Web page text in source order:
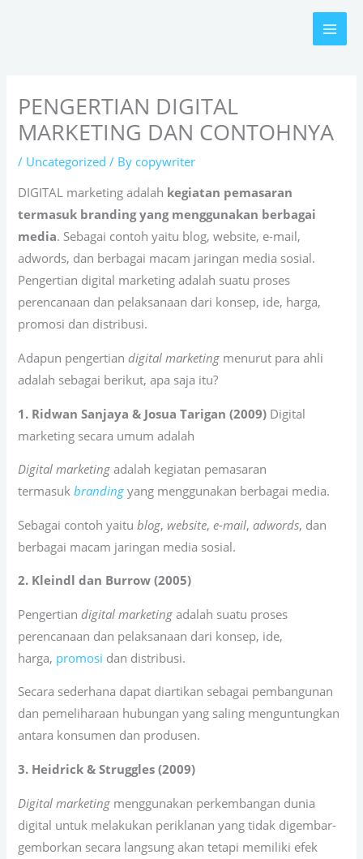
PENGERTIAN DIGITAL
MARKETING DAN CONTOHNYA
/ Uncategorized / By copywriter
DIGITAL marketing adalah kegiatan pemasaran
termasuk branding yang menggunakan berbagai
media. Sebagai contoh yaitu blog, website, e-mail,
adwords, dan berbagai macam jaringan media sosial.
Pengertian digital marketing adalah suatu proses
perencanaan dan pelaksanaan dari konsep, ide, harga,
promosi dan distribusi.
Adapun pengertiandigital marketing menurut para ahli
adalah sebagai berikut, apa saja itu?
1. Ridwan Sanjaya & Josua Tarigan (2009) Digital
marketing secara umum adalah
Digital marketing adalah kegiatan pemasaran
termasukbranding yang menggunakan berbagai media.
Sebagai contoh yaitublog, website,e-mail,adwords, dan
berbagai macam jaringan media sosial.
2. Kleindl dan Burrow (2005)
Pengertian digital marketing adalah suatu proses
perencanaan dan pelaksanaan dari konsep, ide,
harga, promosi dan distribusi.
Secara sederhana dapat diartikan sebagai pembangunan
dan pemeliharaan hubungan yang saling menguntungkan
antara konsumen dan produsen.
3. Heidrick & Struggles (2009)
Digital marketing menggunakan perkembangan dunia
digital untuk melakukan periklanan yang tidak digembar-
gemborkan secara langsung akan tetapi memiliki efek